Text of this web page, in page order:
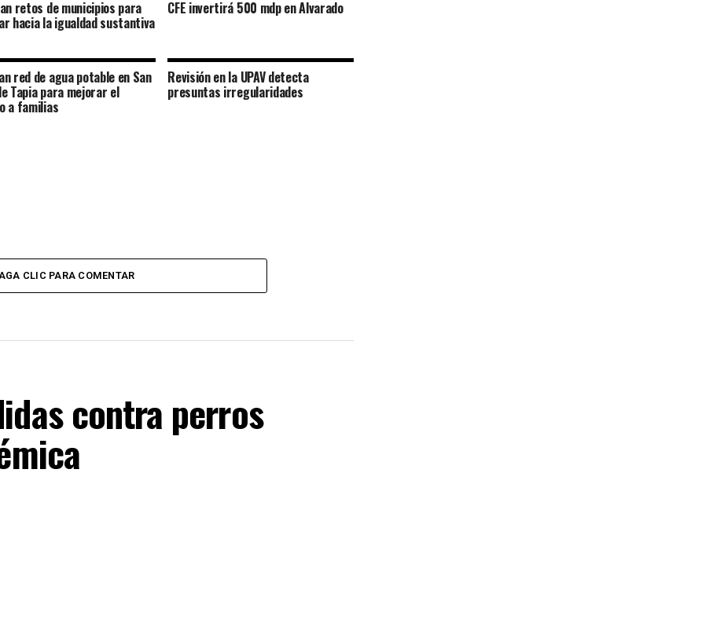
retos de municipios para
hacia la igualdad sustantiva
CFE invertirá 500 mdp en Alvarado
red de agua potable en San
Tapia para mejorar el
a familias
Revisión en la UPAV detecta
presuntas irregularidades
CLIC PARA COMENTAR
contra perros